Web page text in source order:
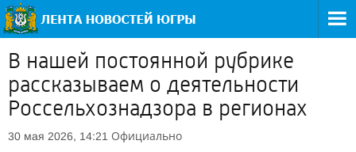
В нашей постоянной рубрике
рассказываем о деятельности
Россельхознадзора в регионах
30 мая 2026, 14:21 Официально